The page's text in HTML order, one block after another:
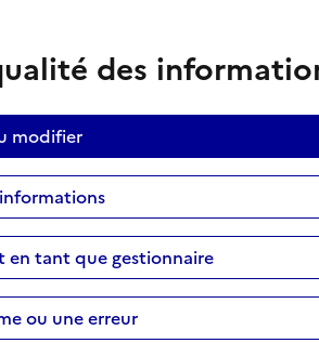
des
modifier
en tant que gestionnaire
ou une erreur